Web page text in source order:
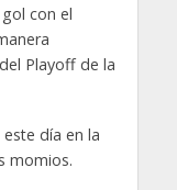
con el
Playoff de la
día en la
momios.